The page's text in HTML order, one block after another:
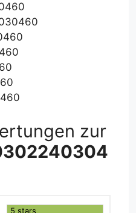
zur
5 stars